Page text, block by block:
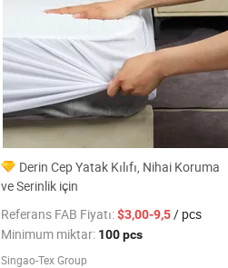
Derin Cep Yatak Kılıfı, Nihai Koruma
ve Serinlik için
Referans FAB Fiyatı:$3,00-9,5/ pcs
Minimum miktar: 100 pcs
Singao-Tex Group